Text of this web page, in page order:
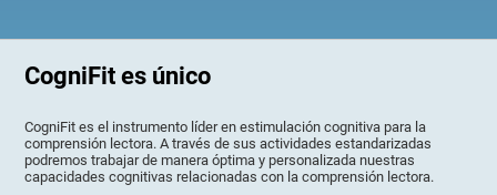
CogniFit es único
CogniFit es el instrumento líder en estimulación cognitiva para la
comprensión lectora. A través de sus actividades estandarizadas
podremos trabajar de manera óptima y personalizada nuestras
capacidades cognitivas relacionadas con la comprensión lectora.